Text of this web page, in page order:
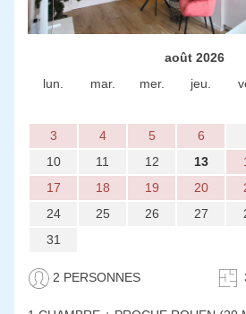
août 2026
lun.
mar. mer. jeu.
3
4 5 6
10
11 12 13
17
18 19 20
24
25 26 27
31
2 PERSONNES